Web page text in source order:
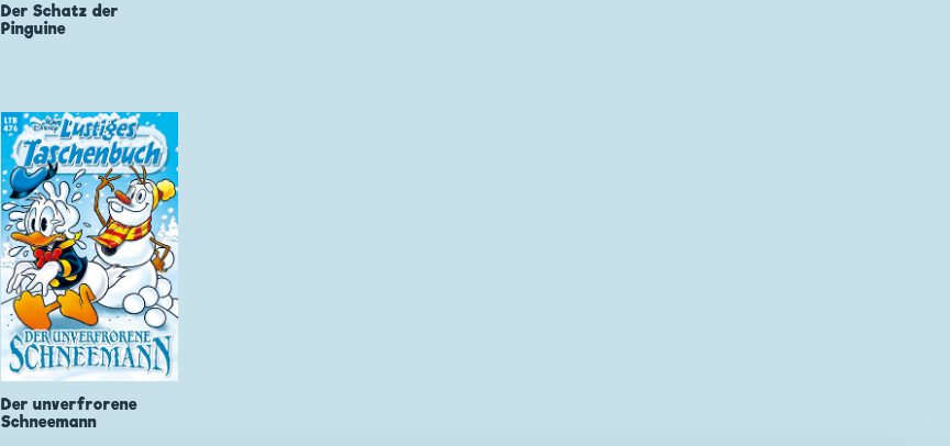
Der Schatz der
Pinguine
Der unverfrorene
Schneemann